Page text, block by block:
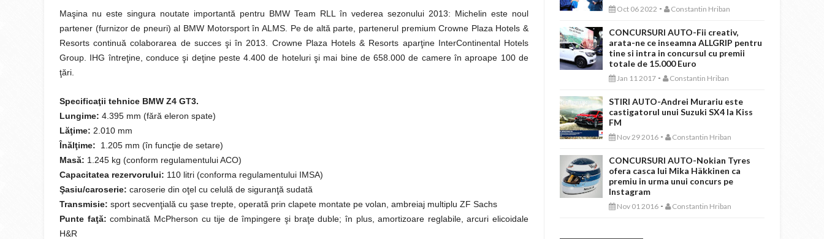
Maşina nu este singura noutate importantă pentru BMW Team RLL în vederea sezonului 2013: Michelin este noul
partener (furnizor de pneuri) al BMW Motorsport în ALMS. Pe de altă parte, partenerul premium Crowne Plaza Hotels &
Resorts continuă colaborarea de succes şi în 2013. Crowne Plaza Hotels & Resorts aparţine InterContinental Hotels
Group. IHG întreţine, conduce şi deţine peste 4.400 de hoteluri şi mai bine de 658.000 de camere în aproape 100 de
ţări.
Specificaţii tehnice BMW Z4 GT3.
Lungime: 4.395 mm (fără eleron spate)
Lăţime: 2.010 mm
Înălţime: 1.205 mm (în funcţie de setare)
Masă: 1.245 kg (conform regulamentului ACO)
Capacitatea rezervorului: 110 litri (conforma regulamentului IMSA)
Şasiu/caroserie: caroserie din oţel cu celulă de siguranţă sudată
Transmisie: sport secvenţială cu şase trepte, operată prin clapete montate pe volan, ambreiaj multiplu ZF Sachs
Punte faţă:combinată McPherson cu tije de împingere şi braţe duble; în plus, amortizoare reglabile, arcuri elicoidale
H&R
Oct 06 2022 - Constantin Hriban
CONCURSURI AUTO-Fii creativ,
arata-ne ce inseamna ALLGRIP pentru
tine si intra in concursul cu premii
totale de 15.000 Euro
Jan 11 2017 - Constantin Hriban
STIRI AUTO-Andrei Murariu este
castigatorul unui Suzuki SX4 la Kiss
FM
Nov 29 2016 - Constantin Hriban
CONCURSURI AUTO-Nokian Tyres
ofera casca lui Mika Häkkinen ca
premiu in urma unui concurs pe
Instagram
Nov 01 2016 - Constantin Hriban